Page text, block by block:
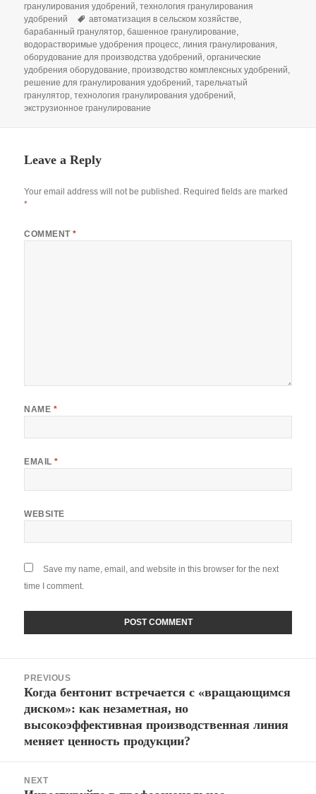
on
гранулирования удобрений,технология гранулирования
удобрений
Tags
автоматизация в сельском хозяйстве,
барабанный гранулятор,башенное гранулирование,
водорастворимые удобрения процесс,линия гранулирования,
оборудование для производства удобрений,органические
удобрения оборудование,производство комплексных удобрений,
решение для гранулирования удобрений,тарельчатый
гранулятор,технология гранулирования удобрений,
экструзионное гранулирование
Leave a Reply
Your email address will not be published. Required fields are marked
*
COMMENT*
NAME *
EMAIL*
WEBSITE
Save my name, email, and website in this browser for the next
time I comment.
navigation
PREVIOUS
Previous
post:
Когда бентонит встречается с «вращающимся
диском»: как незаметная, но
высокоэффективная производственная линия
меняет ценность продукции?
NEXT